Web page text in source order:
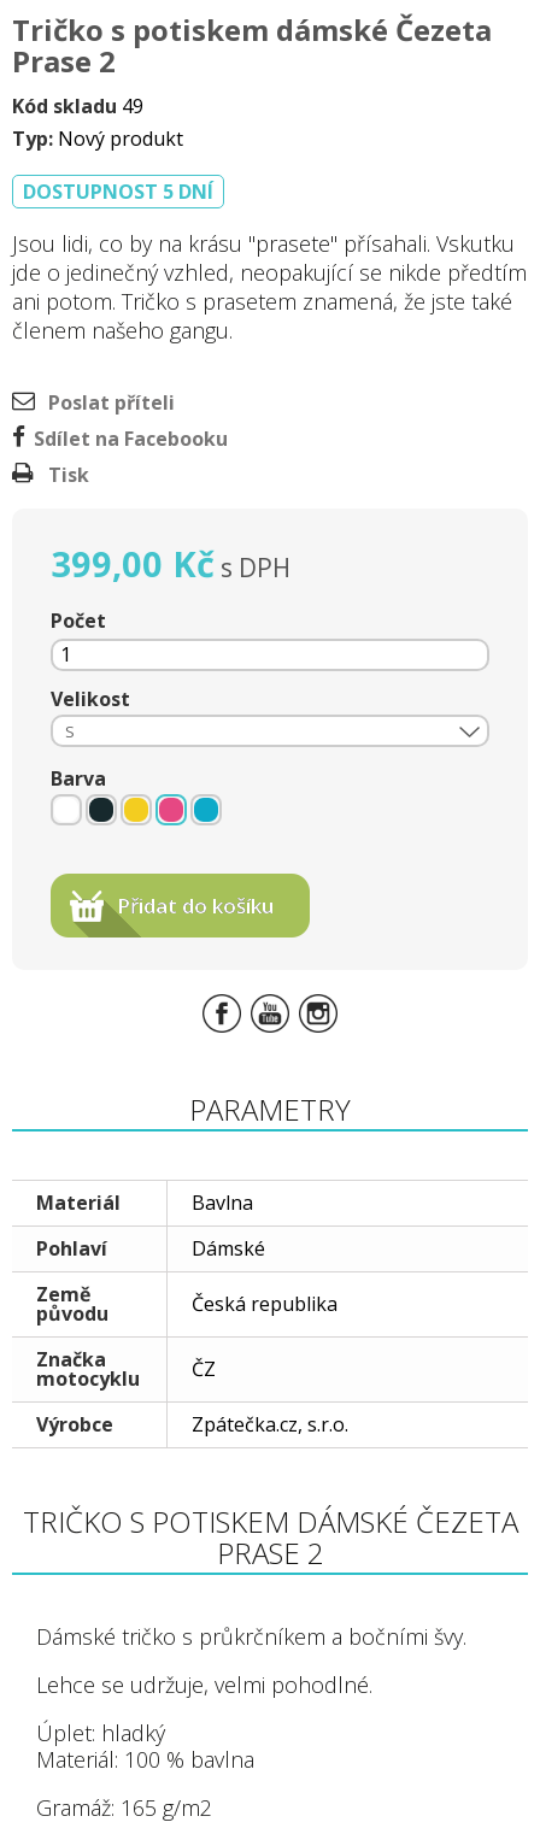
Tričko s potiskem dámské Čezeta
Prase 2
Kód skladu 49
Typ: Nový produkt
DOSTUPNOST 5 DNÍ
Jsou lidi, co by na krásu "prasete" přísahali. Vskutku
jde o jedinečný vzhled, neopakující se nikde předtím
ani potom. Tričko s prasetem znamená, že jste také
členem našeho gangu.
Poslat příteli
Sdílet na Facebooku
Tisk
399,00 Kč s DPH
Počet
Velikost
S
Barva
Přidat do košíku
PARAMETRY
Materiál
Bavlna
Pohlaví
Dámské
Země
původu Česká republika
Značka
motocyklu ČZ
Výrobce Zpátečka.cz, s.r.o.
TRIČKO S POTISKEM DÁMSKÉ ČEZETA
PRASE 2
Dámské tričko s průkrčníkem a bočními švy.
Lehce se udržuje, velmi pohodlné.
Úplet: hladký
Materiál: 100 % bavlna
Gramáž: 165 g/m2